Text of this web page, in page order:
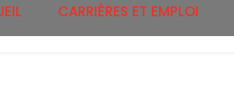
CARRIÈRES ET EMPLOI